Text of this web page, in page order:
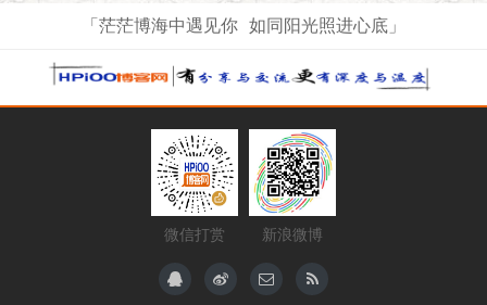
「茫茫博海中遇见你 如同阳光照进心底」
微信打赏 新浪微博